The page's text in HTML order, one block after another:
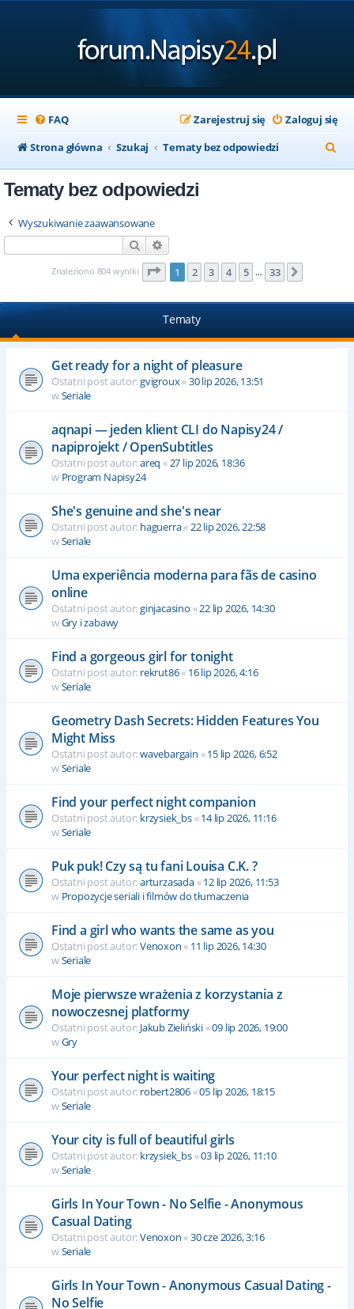
FAQ Zaloguj się
Zarejestruj się
Strona główna
Szukaj Tematy bez odpowiedzi
z
Tematy bez odpowiedzi
Wyszukiwanie zaawansowane
Szukaj
Znaleziono 804 wyniki Strona1 z33
1 2 3 4 5 … 33
Tematy
Get ready for a night of pleasure
Ostatni post autor:gvigroux«30 lip 2026, 13:51
wSeriale
aqnapi — jeden klient CLI do Napisy24 /
napiprojekt / OpenSubtitles
Ostatni post autor:areq « 27 lip 2026, 18:36
w Program Napisy24
She's genuine and she's near
Ostatni post autor: haguerra« 22 lip 2026, 22:58
wSeriale
Uma experiência moderna para fãs de casino
online
Ostatni post autor:ginjacasino «22 lip 2026, 14:30
wGry i zabawy
Find a gorgeous girl for tonight
Ostatni post autor: rekrut86« 16 lip 2026, 4:16
wSeriale
Geometry Dash Secrets: Hidden Features You
Might Miss
Ostatni post autor:wavebargain «15 lip 2026, 6:52
wSeriale
Find your perfect night companion
Ostatni post autor: krzysiek_bs«14 lip 2026, 11:16
wSeriale
Puk puk! Czy są tu fani Louisa C.K. ?
Ostatni post autor:arturzasada«12 lip 2026, 11:53
w Propozycje seriali i filmów do tłumaczenia
Find a girl who wants the same as you
Ostatni post autor:Venoxon« 11 lip 2026, 14:30
wSeriale
Moje pierwsze wrażenia z korzystania z
nowoczesnej platformy
Ostatni post autor: Jakub Zieliński«09 lip 2026, 19:00
wGry
Your perfect night is waiting
Ostatni post autor: robert2806«05 lip 2026, 18:15
wSeriale
Your city is full of beautiful girls
Ostatni post autor: krzysiek_bs«03 lip 2026, 11:10
wSeriale
Girls In Your Town - No Selfie - Anonymous
Casual Dating
Ostatni post autor:Venoxon«30 cze 2026, 3:16
wSeriale
Girls In Your Town - Anonymous Casual Dating -
No Selfie